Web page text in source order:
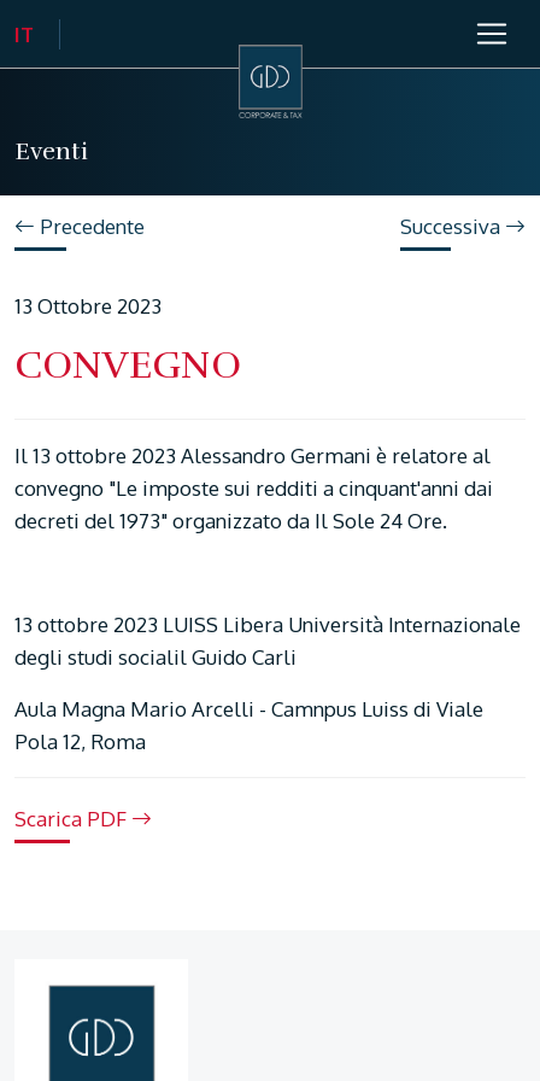
Eventi
Precedente Successiva
13 Ottobre 2023
CONVEGNO
Il 13 ottobre 2023 Alessandro Germani è relatore al
convegno "Le imposte sui redditi a cinquant'anni dai
decreti del 1973" organizzato da Il Sole 24 Ore.
13 ottobre 2023 LUISS Libera Università Internazionale
degli studi socialil Guido Carli
Aula Magna Mario Arcelli - Camnpus Luiss di Viale
Pola 12, Roma
Scarica PDF